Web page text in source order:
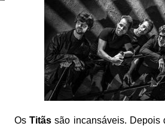
OsTitãs são incansáveis. Depois